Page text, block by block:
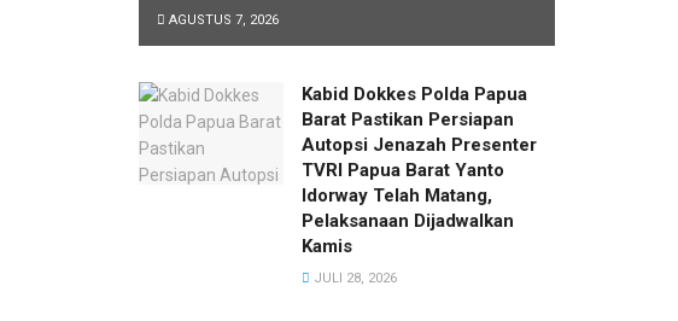
AGUSTUS 7, 2026
Kabid Dokkes Polda Papua
Barat Pastikan Persiapan
Autopsi Jenazah Presenter
TVRI Papua Barat Yanto
Idorway Telah Matang,
Pelaksanaan Dijadwalkan
Kamis
JULI 28, 2026